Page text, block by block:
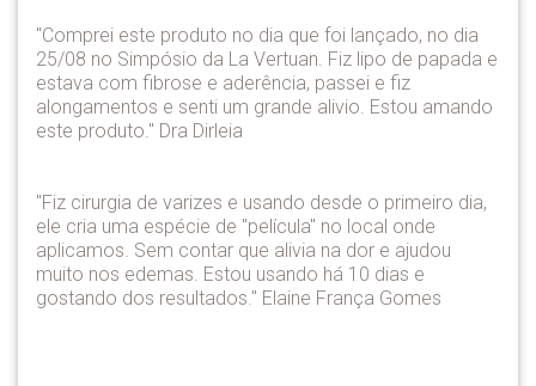
"Comprei este produto no dia que foi lançado, no dia
25/08 no Simpósio da La Vertuan. Fiz lipo de papada e
estava com fibrose e aderência, passei e fiz
alongamentos e senti um grande alivio. Estou amando
este produto." Dra Dirleia
"Fiz cirurgia de varizes e usando desde o primeiro dia,
ele cria uma espécie de "película" no local onde
aplicamos. Sem contar que alivia na dor e ajudou
muito nos edemas. Estou usando há 10 dias e
gostando dos resultados." Elaine França Gomes